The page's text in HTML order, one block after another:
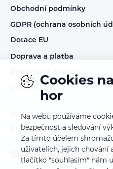
Obchodní podmínky
GDPR (ochrana osobních
Dotace EU
Doprava a platba
Reklamace a servis
Vrácení zboží
Staňte se prodejcem
Přihlášení do B2B sekce
Sledujte nás také
Cookies
hor
Na webu používáme
bezpečnost a sledování
Za tímto účelem
uživatelích, jejich chování
tlačítko "souhlasím" nám